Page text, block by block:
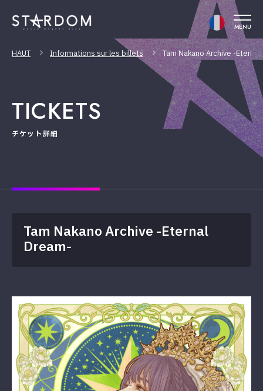
MENU
HAUT Informations sur les billets Tam Nakano Archive -Eternal
TICKETS
チケット詳細
Tam Nakano Archive -Eternal
Dream-